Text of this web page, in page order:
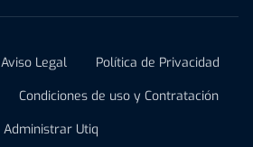
Aviso Legal
Política de Privacidad
Condiciones de uso y Contratación
Administrar Utiq